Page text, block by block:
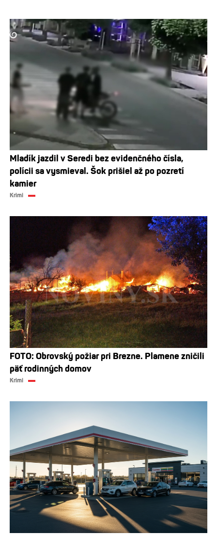
Mladík jazdil v Seredi bez evidenčného čísla,
polícii sa vysmieval. Šok prišiel až po pozretí
kamier
Krimi
FOTO: Obrovský požiar pri Brezne. Plamene zničili
päť rodinných domov
Krimi